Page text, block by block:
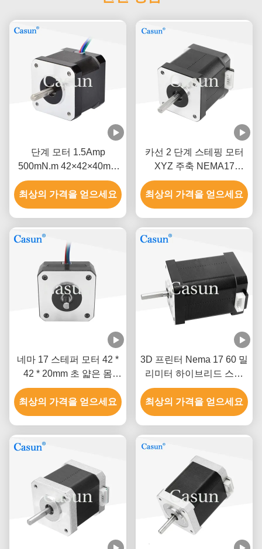
단계 모터 1.5Amp
500mN.m 42×42×40mm
ISO CE와 함께 NEMA 17
최상의 가격을 얻으세요
카선 2 단계 스테핑 모터
XYZ 주축 NEMA17
0.52Nm
최상의 가격을 얻으세요
네마 17 스테퍼 모터 42 *
42 * 20mm 초 얇은 몸
1.0A 130mN.m 의료 장비
최상의 가격을 얻으세요
3D 프린터 Nema 17 60 밀
리미터 하이브리드 스텝
모터 0.5A 0.78N.M 2는 단
계적으로 시행합니다
최상의 가격을 얻으세요